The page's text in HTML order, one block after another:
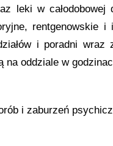
leki w
rentgenowskie
i poradni wraz
oddziale w
i zaburzeń